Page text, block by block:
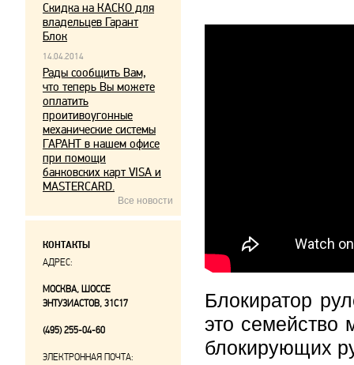
Блокиратор
это семейство
блокирующих
Скидка на КАСКО для
владельцев Гарант
Блок
14.04.2014
Рады сообщить Вам,
что теперь Вы можете
оплатить
проитивоугонные
механические системы
ГАРАНТ в нашем офисе
при помощи
банковских карт VISA и
MASTERCARD.
Все новости
КОНТАКТЫ
АДРЕС:
МОСКВА, ШОССЕ
ЭНТУЗИАСТОВ, 31С17
(495) 255-04-60
ЭЛЕКТРОННАЯ ПОЧТА: